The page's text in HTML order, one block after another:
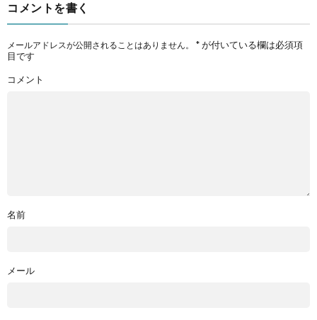
コメントを書く
メールアドレスが公開されることはありません。 *が付いている欄は必須項
目です
コメント
名前
メール